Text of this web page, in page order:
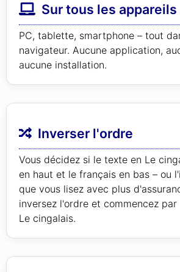
Sur tous les appareils
PC, tablette, smartphone – tout
navigateur. Aucune application,
aucune installation.
Inverser l'ordre
Vous décidez si le texte en Le
en haut et le français en bas – ou
que vous lisez avec plus
inversez l'ordre et commencez par
Le cingalais.